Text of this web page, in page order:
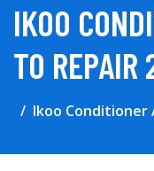
IKOO
TO
Ikoo Conditioner